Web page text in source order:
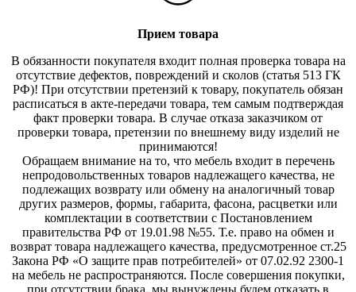
Прием товара
В обязанности покупателя входит полная проверка товара на
отсутствие дефектов, повреждений и сколов (статья 513 ГК
РФ)! При отсутствии претензий к товару, покупатель обязан
расписаться в акте-передачи товара, тем самым подтверждая
факт проверки товара. В случае отказа заказчиком от
проверки товара, претензии по внешнему виду изделий не
принимаются!
Обращаем внимание на то, что мебель входит в перечень
непродовольственных товаров надлежащего качества, не
подлежащих возврату или обмену на аналогичный товар
других размеров, формы, габарита, фасона, расцветки или
комплектации в соответствии с Постановлением
правительства РФ от 19.01.98 №55. Т.е. право на обмен и
возврат товара надлежащего качества, предусмотренное ст.25
Закона РФ «О защите прав потребителей» от 07.02.92 2300-1
на мебель не распространяются. После совершения покупки,